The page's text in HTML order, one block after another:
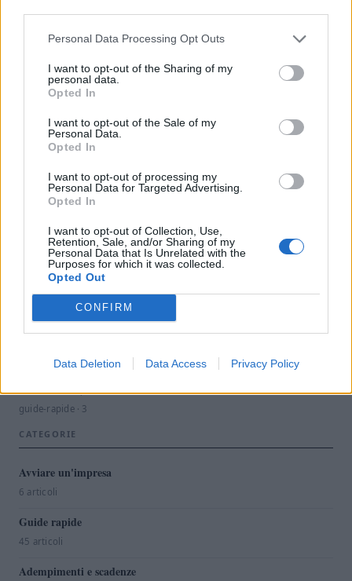
Personal Data Processing Opt Outs
I want to opt-out of the Sharing of my
personal data.
Opted In
I want to opt-out of the Sale of my
Personal Data.
Opted In
I want to opt-out of processing my
Personal Data for Targeted Advertising.
Opted In
I want to opt-out of Collection, Use,
Retention, Sale, and/or Sharing of my
Personal Data that Is Unrelated with the
Purposes for which it was collected.
Opted Out
CONFIRM
Data Deletion Data Access Privacy Policy
Documento ufficiale dal Registro delle Imprese,
consegna in pochi minuti via email.
€7,90 + IVA
Pagamento sicuro
APPROFONDISCI
Legale rappresentante di un'azienda: chi è, differenze con
guide-rapide
LORO PIANA S.P.A. - Un fatturato 2023 in crescita
news · 1
Come trovare l'elenco soci azienda
Codici RAE, SAE e Ateco: cosa sono
guide-rapide · 3
CATEGORIE
Avviare un'impresa
6 articoli
Guide rapide
45 articoli
Adempimenti e scadenze